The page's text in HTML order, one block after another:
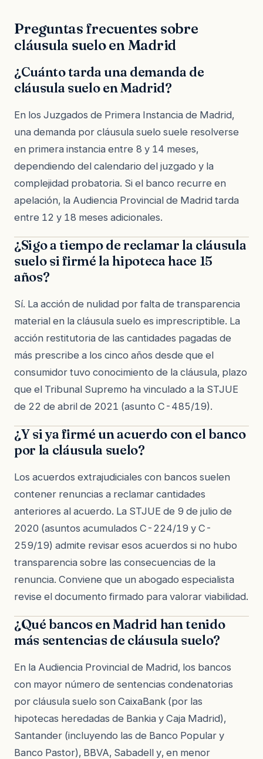
Preguntas frecuentes sobre
cláusula suelo en Madrid
¿Cuánto tarda una demanda de
cláusula suelo en Madrid?
En los Juzgados de Primera Instancia de Madrid,
una demanda por cláusula suelo suele resolverse
en primera instancia entre 8 y 14 meses,
dependiendo del calendario del juzgado y la
complejidad probatoria. Si el banco recurre en
apelación, la Audiencia Provincial de Madrid tarda
entre 12 y 18 meses adicionales.
¿Sigo a tiempo de reclamar la cláusula
suelo si firmé la hipoteca hace 15
años?
Sí. La acción de nulidad por falta de transparencia
material en la cláusula suelo es imprescriptible. La
acción restitutoria de las cantidades pagadas de
más prescribe a los cinco años desde que el
consumidor tuvo conocimiento de la cláusula, plazo
que el Tribunal Supremo ha vinculado a la STJUE
de 22 de abril de 2021 (asunto C-485/19).
¿Y si ya firmé un acuerdo con el banco
por la cláusula suelo?
Los acuerdos extrajudiciales con bancos suelen
contener renuncias a reclamar cantidades
anteriores al acuerdo. La STJUE de 9 de julio de
2020 (asuntos acumulados C-224/19 y C-
259/19) admite revisar esos acuerdos si no hubo
transparencia sobre las consecuencias de la
renuncia. Conviene que un abogado especialista
revise el documento firmado para valorar viabilidad.
¿Qué bancos en Madrid han tenido
más sentencias de cláusula suelo?
En la Audiencia Provincial de Madrid, los bancos
con mayor número de sentencias condenatorias
por cláusula suelo son CaixaBank (por las
hipotecas heredadas de Bankia y Caja Madrid),
Santander (incluyendo las de Banco Popular y
Banco Pastor), BBVA, Sabadell y, en menor